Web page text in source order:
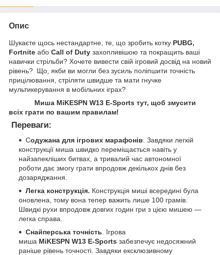
Опис
Шукаєте щось нестандартне, те, що зробить котку PUBG,
Fortnite або Call of Duty захопливішою та покращить ваші
навички стрільби? Хочете вивести свій ігровий досвід на новий
рівень? Що, якби ви могли без зусиль поліпшити точність
прицілювання, стріляти швидше та мати гнучке
мультикерування в мобільних іграх?
Миша MiKESPN W13 E-Sports тут, щоб змусити
всіх грати по вашим правилам!
Переваги:
Cодужана для ігрових марафонів . Завдяки легкій
конструкції миша швидко переміщається навіть у
найзапекліших битвах, а тривалий час автономної
роботи дає змогу грати впродовж декількох днів без
дозаряджання.
Легка конструкція. Конструкція миші всередині була
оновлена, тому вона тепер важить лише 100 грамів.
Швидкі рухи впродовж довгих годин гри з цією мишею —
легка справа.
Снайперська точність . Ігрова
миша MiKESPN W13 E-Sports забезпечує недосяжний
раніше рівень точності. Завдяки ексклюзивному